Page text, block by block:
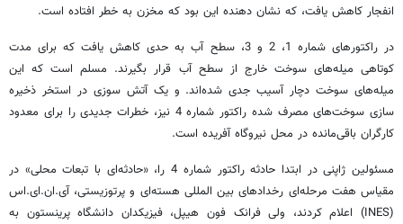
انفجار کاهش یافت، که نشان دهنده این بود که مخزن به خطر افتاده است.
در راکتورهای شماره 1، 2 و 3، سطح آب به حدی کاهش یافت که برای مدت
کوتاهی میله‌های سوخت خارج از سطح آب قرار بگیرند. مسلم است که این
میله‌های سوخت دچار آسیب جدی شده‌اند. و یک آتش سوزی در استخر ذخیره
سازی سوخت‌های مصرف شده راکتور شماره 4 نیز، خطرات جدیدی را برای معدود
کارگران باقی‌مانده در محل نیروگاه آفریده است.
مسئولین ژاپنی در ابتدا حادثه راکتور شماره 4 را، «حادثه‌ای با تبعات محلی» در
مقیاس هفت مرحله‌ای رخدادهای بین المللی هسته‌ای و پرتوزیستی، آی.ان.ای.اس
(INES) اعلام کردند، ولی فرانک فون هیپل، فیزیکدان دانشگاه پرینستون به